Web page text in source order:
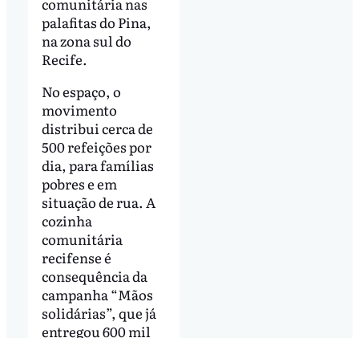
palafitas do Pina,
na zona sul do
Recife.
No espaço, o
movimento
distribui cerca de
500 refeições por
dia, para famílias
pobres e em
situação de rua. A
cozinha
comunitária
recifense é
consequência da
campanha “Mãos
solidárias”, que já
entregou 600 mil